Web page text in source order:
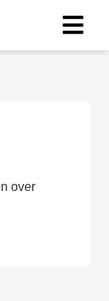
over